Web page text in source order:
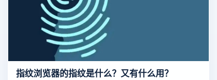
指纹浏览器的指纹是什么？又有什么用？